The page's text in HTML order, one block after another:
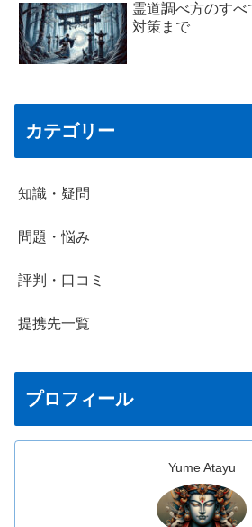
霊道調べ方のすべ
対策まで
カテゴリー
知識・疑問
問題・悩み
評判・口コミ
提携先一覧
プロフィール
Yume Atayu